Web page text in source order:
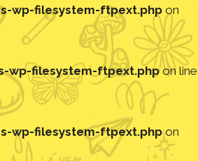
wp-filesystem-ftpext.php on
filesystem-ftpext.phpon line
wp-filesystem-ftpext.phpon